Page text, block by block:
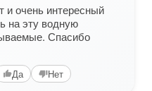
и очень интересный
на эту водную
Спасибо
Да Нет